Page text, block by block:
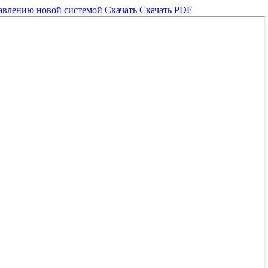
новой системой Скачать Скачать PDF